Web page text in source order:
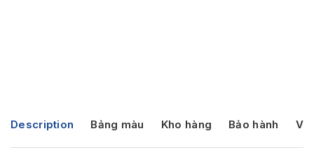
Description Bảng màu Kho hàng Bảo hành